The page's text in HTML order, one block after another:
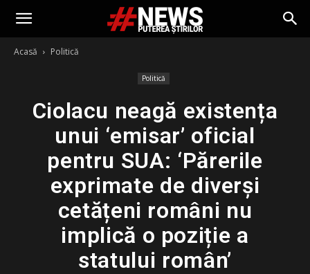
Acasă Politică
Politică
Ciolacu neagă existența
unui ‘emisar’ oficial
pentru SUA: ‘Părerile
exprimate de diverși
cetățeni români nu
implică o poziție a
statului român’